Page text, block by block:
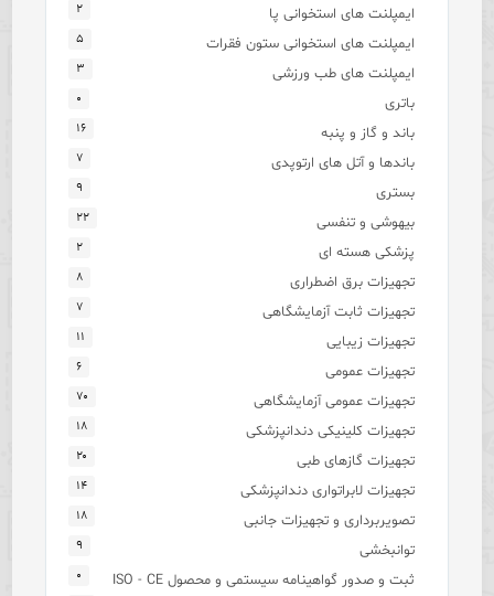
ایمپلنت های استخوانی پا ۲
ایمپلنت های استخوانی ستون فقرات ۵
ایمپلنت های طب ورزشی ۳
باتری ۰
باند و گاز و پنبه ۱۶
باندها و آتل های ارتوپدی ۷
بستری ۹
بیهوشی و تنفسی ۲۲
پزشکی هسته ای ۲
تجهیزات برق اضطراری ۸
تجهیزات ثابت آزمایشگاهی ۷
تجهیزات زیبایی ۱۱
تجهیزات عمومی ۶
تجهیزات عمومی آزمایشگاهی ۷۰
تجهیزات کلینیکی دندانپزشکی ۱۸
تجهیزات گازهای طبی ۲۰
تجهیزات لابراتواری دندانپزشکی ۱۴
تصویربرداری و تجهیزات جانبی ۱۸
توانبخشی ۹
ثبت و صدور گواهینامه سیستمی و محصول ISO - CE ۰